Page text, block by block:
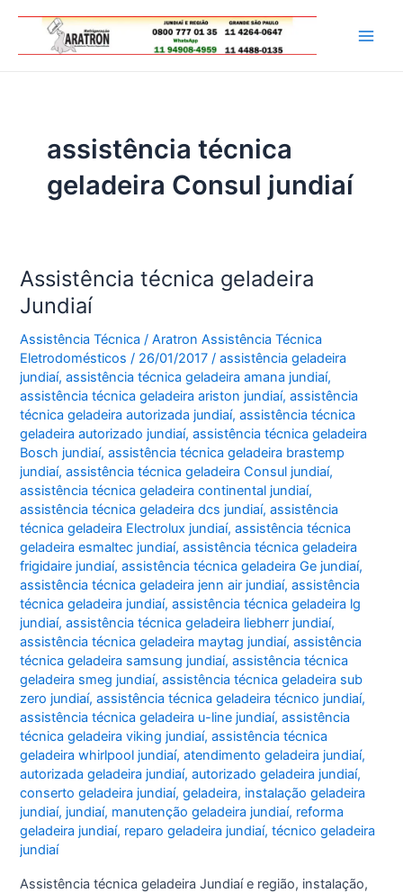
assistência técnica
geladeira Consul jundiaí
Assistência técnica geladeira
Jundiaí
Assistência Técnica /Aratron Assistência Técnica
Eletrodomésticos/ 26/01/2017/assistência geladeira
jundiaí,assistência técnica geladeira amana jundiaí,
assistência técnica geladeira ariston jundiaí,assistência
técnica geladeira autorizada jundiaí,assistência técnica
geladeira autorizado jundiaí,assistência técnica geladeira
Bosch jundiaí,assistência técnica geladeira brastemp
jundiaí,assistência técnica geladeira Consul jundiaí,
assistência técnica geladeira continental jundiaí,
assistência técnica geladeira dcs jundiaí,assistência
técnica geladeira Electrolux jundiaí,assistência técnica
geladeira esmaltec jundiaí,assistência técnica geladeira
frigidaire jundiaí,assistência técnica geladeira Ge jundiaí,
assistência técnica geladeira jenn air jundiaí,assistência
técnica geladeira jundiaí,assistência técnica geladeira lg
jundiaí,assistência técnica geladeira liebherr jundiaí,
assistência técnica geladeira maytag jundiaí,assistência
técnica geladeira samsung jundiaí,assistência técnica
geladeira smeg jundiaí,assistência técnica geladeira sub
zero jundiaí,assistência técnica geladeira técnico jundiaí,
assistência técnica geladeira u-line jundiaí,assistência
técnica geladeira viking jundiaí,assistência técnica
geladeira whirlpool jundiaí,atendimento geladeira jundiaí,
autorizada geladeira jundiaí,autorizado geladeira jundiaí,
conserto geladeira jundiaí,geladeira, instalação geladeira
jundiaí, jundiaí, manutenção geladeira jundiaí, reforma
geladeira jundiaí, reparo geladeira jundiaí,técnico geladeira
jundiaí
Assistência técnica geladeira Jundiaí e região, instalação,